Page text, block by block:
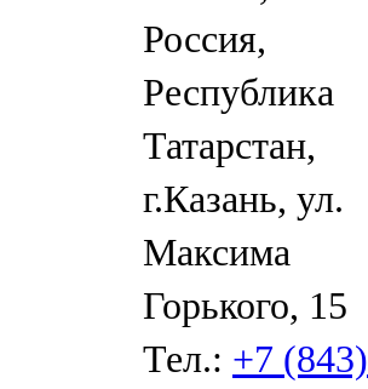
Россия,
Республика
Татарстан,
г.Казань, ул.
Максима
Горького, 15
Тел.: +7 (843)